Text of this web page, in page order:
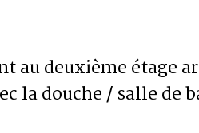
au deuxième étage
la douche / salle de